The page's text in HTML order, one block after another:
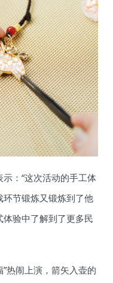
：“这次活动的手工体
节锻炼又锻炼到了他
验中了解到了更多民
”热闹上演，箭矢入壶的